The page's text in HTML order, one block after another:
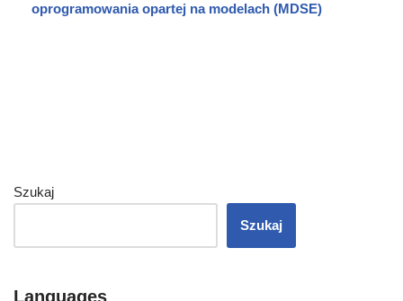
oprogramowania opartej na modelach (MDSE)
Szukaj
Szukaj
Languages